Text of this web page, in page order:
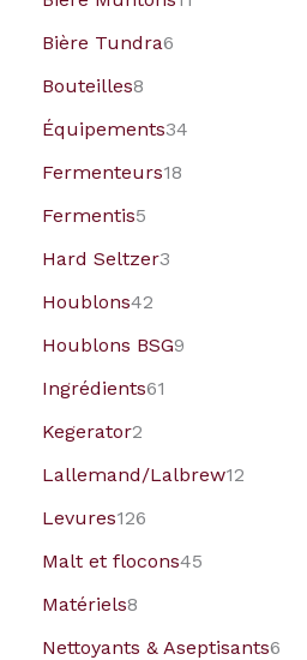
Bière Tundra6
Bouteilles8
Équipements34
Fermenteurs18
Fermentis5
Hard Seltzer3
Houblons42
Houblons BSG9
Ingrédients61
Kegerator2
Lallemand/Lalbrew12
Levures126
Malt et flocons45
Matériels8
Nettoyants & Aseptisants6